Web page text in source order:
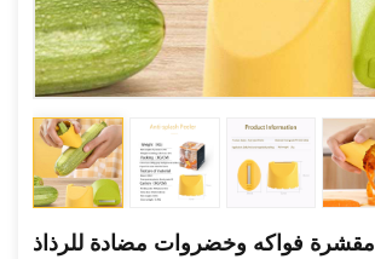
مقشرة فواكه وخضروات مضادة للرذاذ